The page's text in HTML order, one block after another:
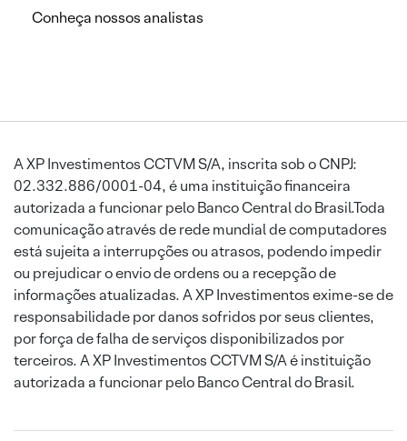
Conheça nossos analistas
A XP Investimentos CCTVM S/A, inscrita sob o CNPJ:
02.332.886/0001-04, é uma instituição financeira
autorizada a funcionar pelo Banco Central do Brasil.Toda
comunicação através de rede mundial de computadores
está sujeita a interrupções ou atrasos, podendo impedir
ou prejudicar o envio de ordens ou a recepção de
informações atualizadas. A XP Investimentos exime-se de
responsabilidade por danos sofridos por seus clientes,
por força de falha de serviços disponibilizados por
terceiros. A XP Investimentos CCTVM S/A é instituição
autorizada a funcionar pelo Banco Central do Brasil.